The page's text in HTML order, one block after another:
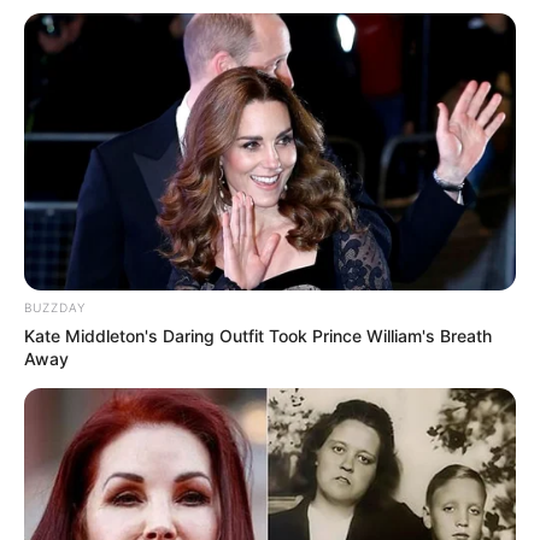
Tendangan Si Madun 3(2013), sebagai Mariam
(2012), sebagai Dewi Bintari
(2011), sebagai Susan
Cinta dan Anugerah(2009), sebagai Luna
Nikita(2009), sebagai Frizka
Dewi (2009), sebagai Lila
Yasmin
Akhir Cinta
(2007)
Sujudku
Cahaya Surga(2007)
Anggun(2007), sebagai Anggun
Putri
(2007), sebagai Bintang Tamu
Ada Cinta (2006)
BUZZDAY
Kate Middleton's Daring Outfit Took Prince William's Breath
Away